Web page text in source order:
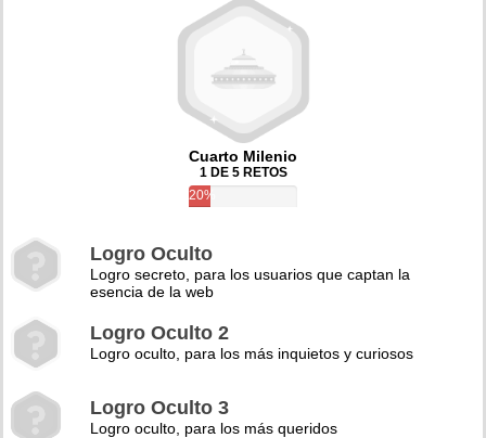
Cuarto Milenio
1 DE 5 RETOS
20%
Logro Oculto
Logro secreto, para los usuarios que captan la
esencia de la web
Logro Oculto 2
Logro oculto, para los más inquietos y curiosos
Logro Oculto 3
Logro oculto, para los más queridos